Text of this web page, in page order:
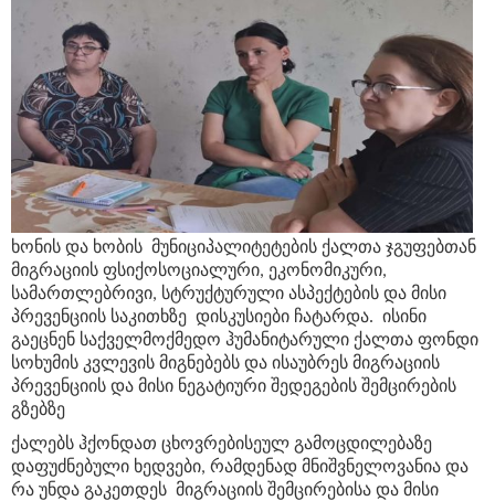
ხონის და ხობის მუნიციპალიტეტების ქალთა ჯგუფებთან
მიგრაციის ფსიქოსოციალური, ეკონომიკური,
სამართლებრივი, სტრუქტურული ასპექტების და მისი
პრევენციის საკითხზე დისკუსიები ჩატარდა. ისინი
გაეცნენ საქველმოქმედო ჰუმანიტარული ქალთა ფონდი
სოხუმის კვლევის მიგნებებს და ისაუბრეს მიგრაციის
პრევენციის და მისი ნეგატიური შედეგების შემცირების
გზებზე
ქალებს ჰქონდათ ცხოვრებისეულ გამოცდილებაზე
დაფუძნებული ხედვები, რამდენად მნიშვნელოვანია და
რა უნდა გაკეთდეს მიგრაციის შემცირებისა და მისი